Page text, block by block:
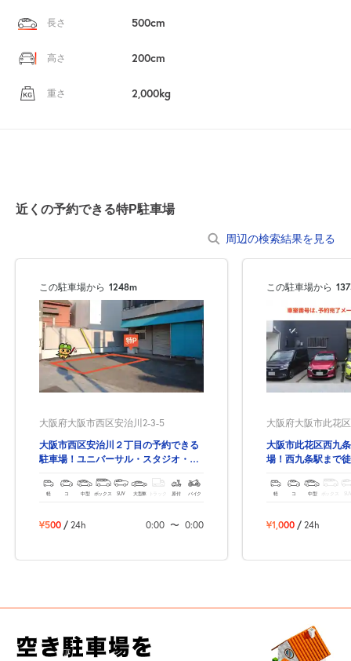
長さ 500cm
高さ 200cm
重さ 2,000kg
近くの予約できる特P駐車場
周辺の検索結果を見る
この駐車場から 1248m
大阪府大阪市西区安治川2-3-5
大阪市西区安治川２丁目の予約できる
駐車場！ユニバーサル・スタジオ・ジ
軽 コ 中型 ボックス SUV 大型車 トラック 原付 バイク
¥500 / 24h 0:00 〜 0:00
この駐車場から
大阪府大阪市此花
大阪市此花区西九
場！西九条駅まで
軽 コ 中型 ボックス
¥1,000 / 24h